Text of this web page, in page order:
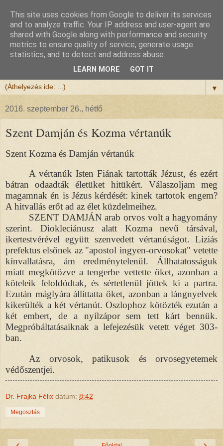
Félix atya
Szeretettel köszöntöm a honlapomra ellátogatót.
▼
2016. szeptember 26., hétfő
Szent Damján és Kozma vértanúk
Szent Kozma és Damján vértanúk
A vértanúk Isten Fiának tartották Jézust, és ezért
bátran odaadták életüket hitükért. Válaszoljam meg
magamnak én is Jézus kérdését: kinek tartotok engem?
A hitvallás erőt ad az élet küzdelmeihez.
SZENT DAMJÁN arab orvos volt a hagyomány
szerint. Diokleciánusz alatt Kozma nevű társával,
ikertestvérével együtt szenvedett vértanúságot. Liziás
prefektus elsőnek az "apostol ingyen-orvosokat" vetette
kínvallatásra, ám eredménytelenül. Állhatatosságuk
miatt megkötözve a tengerbe vettette őket, azonban a
köteleik feloldódtak, és sértetlenül jöttek ki a partra.
Ezután máglyára állíttatta őket, azonban a lángnyelvek
kikerülték a két vértanút. Oszlophoz kötözték ezután a
két embert, de a nyílzápor sem tett kárt bennük.
Megpróbáltatásaiknak a lefejezésük vetett véget 303-
ban.
Az orvosok, patikusok és orvosegyetemek
védőszentjei.
Dr. Frajka Félix dátum: 8:42
Megosztás
This site uses cookies from Google to deliver its services
and to analyze traffic. Your IP address and user-agent are
shared with Google along with performance and security
metrics to ensure quality of service, generate usage
statistics, and to detect and address abuse.
LEARN MORE GOT IT